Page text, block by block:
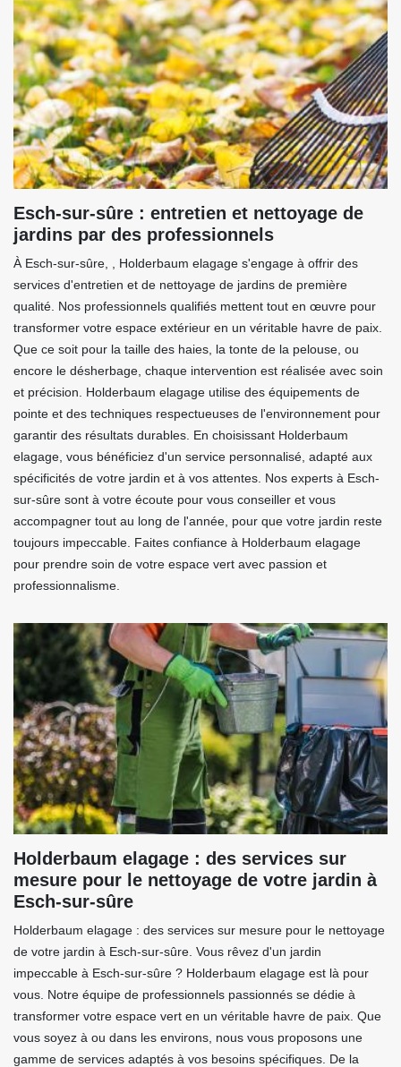
Esch-sur-sûre : entretien et nettoyage de
jardins par des professionnels
À Esch-sur-sûre, , Holderbaum elagage s'engage à offrir des
services d'entretien et de nettoyage de jardins de première
qualité. Nos professionnels qualifiés mettent tout en œuvre pour
transformer votre espace extérieur en un véritable havre de paix.
Que ce soit pour la taille des haies, la tonte de la pelouse, ou
encore le désherbage, chaque intervention est réalisée avec soin
et précision. Holderbaum elagage utilise des équipements de
pointe et des techniques respectueuses de l'environnement pour
garantir des résultats durables. En choisissant Holderbaum
elagage, vous bénéficiez d'un service personnalisé, adapté aux
spécificités de votre jardin et à vos attentes. Nos experts à Esch-
sur-sûre sont à votre écoute pour vous conseiller et vous
accompagner tout au long de l'année, pour que votre jardin reste
toujours impeccable. Faites confiance à Holderbaum elagage
pour prendre soin de votre espace vert avec passion et
professionnalisme.
Holderbaum elagage : des services sur
mesure pour le nettoyage de votre jardin à
Esch-sur-sûre
Holderbaum elagage : des services sur mesure pour le nettoyage
de votre jardin à Esch-sur-sûre. Vous rêvez d'un jardin
impeccable à Esch-sur-sûre ? Holderbaum elagage est là pour
vous. Notre équipe de professionnels passionnés se dédie à
transformer votre espace vert en un véritable havre de paix. Que
vous soyez à ou dans les environs, nous vous proposons une
gamme de services adaptés à vos besoins spécifiques. De la